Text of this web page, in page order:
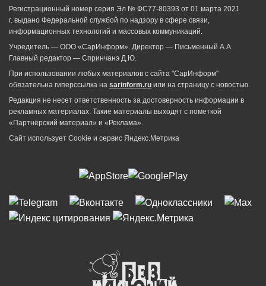
Регистрационный номер серия Эл № ФС77-80393 от 01 марта 2021
г. выдано Федеральной службой по надзору в сфере связи,
информационных технологий и массовых коммуникаций.
Учредитель — ООО «СарИнформ». Директор — Письменный А.А.
Главный редактор — Спринчанэ Д.Ю.
При использовании любых материалов с сайта "СарИнформ"
обязательна гиперссылка на sarinform.ru или на страницу с новостью.
Редакция не несет ответственность за достоверность информации в
рекламных материалах. Такие материалы выходят с пометкой
«Партнёрский материал» и «Реклама».
Сайт использует Cookie и сервиc Яндекс.Метрика